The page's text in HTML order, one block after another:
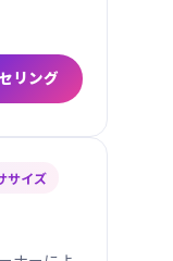
リング
サイズ